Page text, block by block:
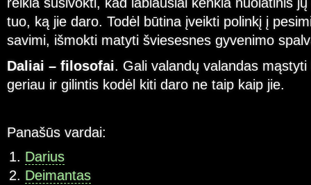
tuo, ką jie daro. Todėl būtina įveikti polinkį į
savimi, išmokti matyti šviesesnes gyvenimo
Daliai – filosofai. Gali valandų valandas
geriau ir gilintis kodėl kiti daro ne taip kaip jie.
Panašūs vardai:
Darius
Deimantas